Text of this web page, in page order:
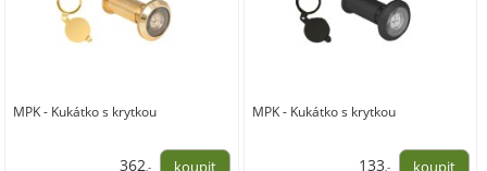
MPK - Kukátko s krytkou
362,-
MPK - Kukátko s krytkou
133,-